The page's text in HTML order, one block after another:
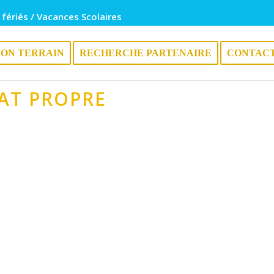
/ Vacances Scolaires
TERRAIN RECHERCHE PARTENAIRE
PROPRE